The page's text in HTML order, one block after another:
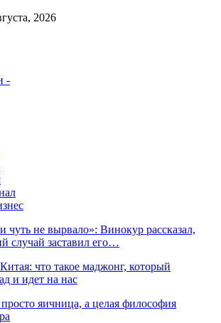
2026
-
чуть не вырвало»: Винокур рассказал,
случай заставил его…
что такое маджонг, который
и идет на нас
яичница, а целая философия